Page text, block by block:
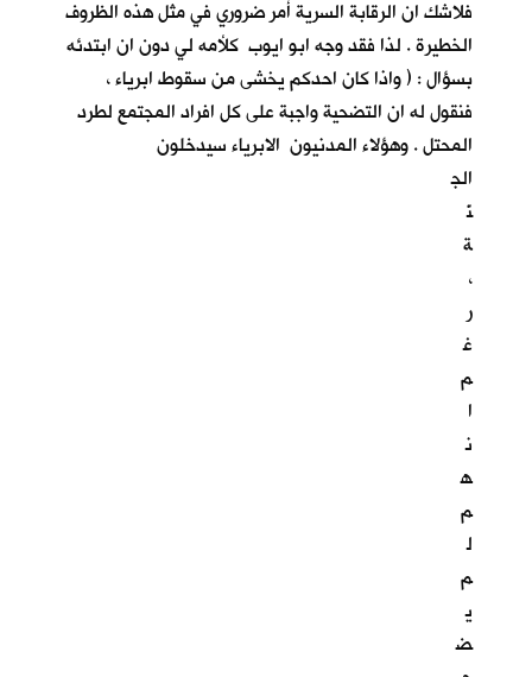
فلاشك ان الرقابة السرية أمر ضروري في مثل هذه الظروف
الخطيرة . لذا فقد وجه ابو ايوب كلأمه لي دون ان ابتدئه
بسؤال : ( واذا كان احدكم يخشى من سقوط ابرياء ،
فنقول له ان التضحية واجبة على كل افراد المجتمع لطرد
المحتل . وهؤلاء المدنيون الابرياء سيدخلون
الج
نّ
ة
،
ر
غ
م
ا
ن
ه
م
ل
م
ي
ض